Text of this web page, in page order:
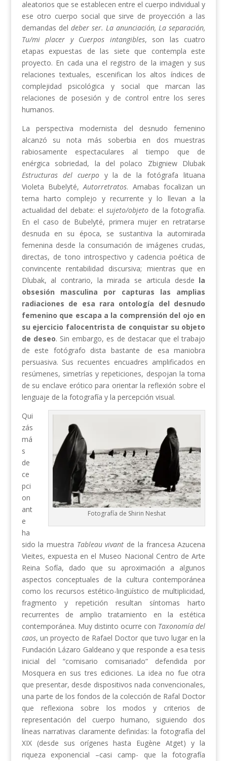
aleatorios que se establecen entre el cuerpo individual y
ese otro cuerpo social que sirve de proyección a las
demandas del deber ser. La anunciación, La separación,
Tu/mi placer y Cuerpos intangibles, son las cuatro
etapas expuestas de las siete que contempla este
proyecto. En cada una el registro de la imagen y sus
relaciones textuales, escenifican los altos índices de
complejidad psicológica y social que marcan las
relaciones de posesión y de control entre los seres
humanos.
La perspectiva modernista del desnudo femenino
alcanzó su nota más soberbia en dos muestras
rabiosamente espectaculares al tiempo que de
enérgica sobriedad, la del polaco Zbigniew Dlubak
Estructuras del cuerpoy la de la fotógrafa lituana
Violeta Bubelyté,Autorretratos. Amabas focalizan un
tema harto complejo y recurrente y lo llevan a la
actualidad del debate: el sujeto/objetode la fotografía.
En el caso de Bubelyté, primera mujer en retratarse
desnuda en su época, se sustantiva la automirada
femenina desde la consumación de imágenes crudas,
directas, de tono introspectivo y cadencia poética de
convincente rentabilidad discursiva; mientras que en
Dlubak, al contrario, la mirada se articula desde la
obsesión masculina por capturas las amplias
radiaciones de esa rara ontología del desnudo
femenino que escapa a la comprensión del ojo en
su ejercicio falocentrista de conquistar su objeto
de deseo. Sin embargo, es de destacar que el trabajo
de este fotógrafo dista bastante de esa maniobra
persuasiva. Sus recuentes encuadres amplificados en
resúmenes, simetrías y repeticiones, despojan la toma
de su enclave erótico para orientar la reflexión sobre el
lenguaje de la fotografía y la percepción visual.
Fotografía de Shirin Neshat
Qui
zás
má
s
de
ce
pci
on
ant
e
ha
sido la muestra Tableau vivant de la francesa Azucena
Vieites, expuesta en el Museo Nacional Centro de Arte
Reina Sofía, dado que su aproximación a algunos
aspectos conceptuales de la cultura contemporánea
como los recursos estético-lingüístico de multiplicidad,
fragmento y repetición resultan síntomas harto
recurrentes de amplio tratamiento en la estética
contemporánea. Muy distinto ocurre con Taxonomía del
caos, un proyecto de Rafael Doctor que tuvo lugar en la
Fundación Lázaro Galdeano y que responde a esa tesis
inicial del “comisario comisariado” defendida por
Mosquera en sus tres ediciones. La idea no fue otra
que presentar, desde dispositivos nada convencionales,
una parte de los fondos de la colección de Rafal Doctor
que reflexiona sobre los modos y criterios de
representación del cuerpo humano, siguiendo dos
líneas narrativas claramente definidas: la fotografía del
XIX (desde sus orígenes hasta Eugène Atget) y la
riqueza exponencial –casi camp- que la fotografía